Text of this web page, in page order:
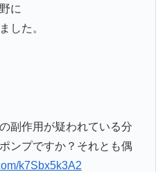
に
した。
副作用が疑われている分
ンプですか？それとも偶
k7Sbx5k3A2